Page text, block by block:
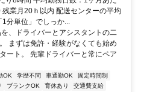
業月20ｈ以内 配送センターの平均
分単位」でしっか...
、ドライバーとアシスタントの二
まずは免許・経験がなくても始め
ート。 先輩ドライバーと常にペア
OK 学歴不問 車通勤OK
固定時間制
ブランクOK 育休あり
交通費支給